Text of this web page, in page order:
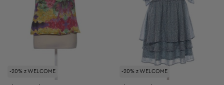
-20% z WELCOME -20% z WELCOME